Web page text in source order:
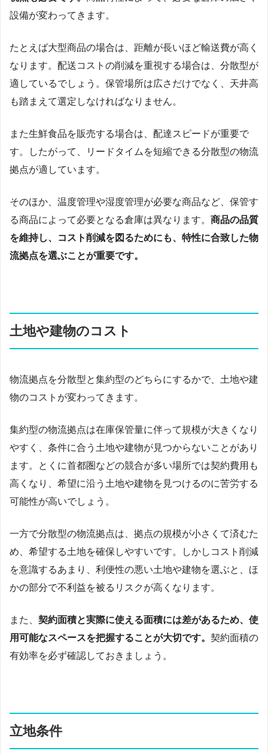
設備が変わってきます。
たとえば大型商品の場合は、距離が長いほど輸送費が高く
なります。配送コストの削減を重視する場合は、分散型が
適しているでしょう。保管場所は広さだけでなく、天井高
も踏まえて選定しなければなりません。
また生鮮食品を販売する場合は、配達スピードが重要で
す。したがって、リードタイムを短縮できる分散型の物流
拠点が適しています。
そのほか、温度管理や湿度管理が必要な商品など、保管す
る商品によって必要となる倉庫は異なります。 商品の品質
を維持し、コスト削減を図るためにも、特性に合致した物
流拠点を選ぶことが重要です。
土地や建物のコスト
物流拠点を分散型と集約型のどちらにするかで、土地や建
物のコストが変わってきます。
集約型の物流拠点は在庫保管量に伴って規模が大きくなり
やすく、条件に合う土地や建物が見つからないことがあり
ます。とくに首都圏などの競合が多い場所では契約費用も
高くなり、希望に沿う土地や建物を見つけるのに苦労する
可能性が高いでしょう。
一方で分散型の物流拠点は、拠点の規模が小さくて済むた
め、希望する土地を確保しやすいです。しかしコスト削減
を意識するあまり、利便性の悪い土地や建物を選ぶと、ほ
かの部分で不利益を被るリスクが高くなります。
また、 契約面積と実際に使える面積には差があるため、使
用可能なスペースを把握することが大切です。 契約面積の
有効率を必ず確認しておきましょう。
立地条件